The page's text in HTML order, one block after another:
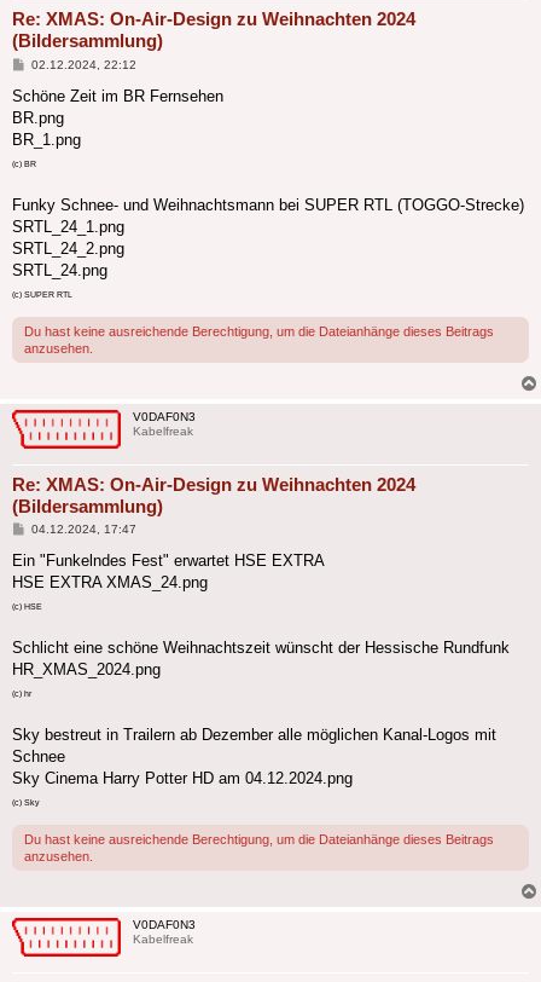
Re: XMAS: On-Air-Design zu Weihnachten 2024
(Bildersammlung)
Beitrag
02.12.2024, 22:12
Schöne Zeit im BR Fernsehen
BR.png
BR_1.png
(c) BR
Funky Schnee- und Weihnachtsmann bei SUPER RTL (TOGGO-Strecke)
SRTL_24_1.png
SRTL_24_2.png
SRTL_24.png
(c) SUPER RTL
Du hast keine ausreichende Berechtigung, um die Dateianhänge dieses Beitrags
anzusehen.
V0DAF0N3
Kabelfreak
Re: XMAS: On-Air-Design zu Weihnachten 2024
(Bildersammlung)
Beitrag
04.12.2024, 17:47
Ein "Funkelndes Fest" erwartet HSE EXTRA
HSE EXTRA XMAS_24.png
(c) HSE
Schlicht eine schöne Weihnachtszeit wünscht der Hessische Rundfunk
HR_XMAS_2024.png
(c) hr
Sky bestreut in Trailern ab Dezember alle möglichen Kanal-Logos mit
Schnee
Sky Cinema Harry Potter HD am 04.12.2024.png
(c) Sky
Du hast keine ausreichende Berechtigung, um die Dateianhänge dieses Beitrags
anzusehen.
V0DAF0N3
Kabelfreak